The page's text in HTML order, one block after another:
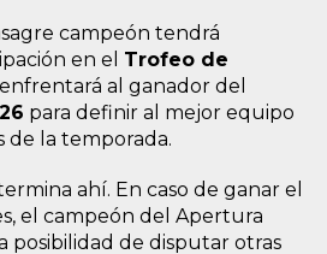
campeón tendrá
en el Trofeo de
al ganador del
para definir al mejor equipo
de la temporada.
ahí. En caso de ganar el
el campeón del Apertura
posibilidad de disputar otras